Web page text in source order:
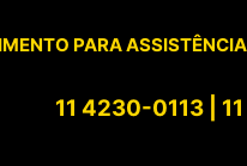
PARA
11 4230-0113|